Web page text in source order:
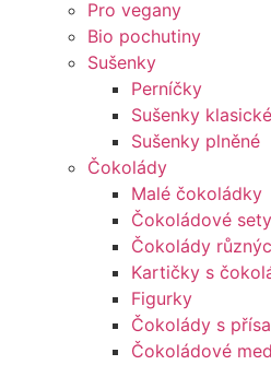
Pro vegany
Bio pochutiny
Sušenky
Perníčky
Sušenky klasické
Sušenky plněné
Čokolády
Malé čokoládky
Čokoládové sety
Čokolády
Kartičky s
Figurky
Čokolády s
Čokoládové